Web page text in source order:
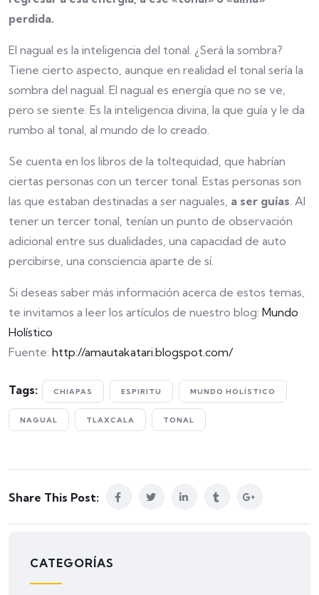
perdida.
El nagual es la inteligencia del tonal. ¿Será la sombra?
Tiene cierto aspecto, aunque en realidad el tonal sería la
sombra del nagual. El nagual es energía que no se ve,
pero se siente. Es la inteligencia divina, la que guía y le da
rumbo al tonal, al mundo de lo creado.
Se cuenta en los libros de la toltequidad, que habrían
ciertas personas con un tercer tonal. Estas personas son
las que estaban destinadas a ser naguales, a ser guías. Al
tener un tercer tonal, tenían un punto de observación
adicional entre sus dualidades, una capacidad de auto
percibirse, una consciencia aparte de sí.
Si deseas saber más información acerca de estos temas,
te invitamos a leer los artículos de nuestro blog: Mundo
Holístico
Fuente: http://amautakatari.blogspot.com/
Tags: CHIAPAS ESPIRITU MUNDO HOLÍSTICO
NAGUAL TLAXCALA TONAL
Share This Post:
CATEGORÍAS